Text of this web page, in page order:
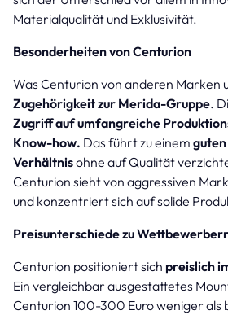
Materialqualität und Exklusivität.
Besonderheiten von Centurion
Was Centurion von anderen Marken
Zugehörigkeit zur Merida-Gruppe.
Zugriff auf umfangreiche
Know-how. Das führt zu einem
Verhältnisohne auf Qualität
Centurion sieht von aggressiven
und konzentriert sich auf solide
Preisunterschiede zu
Centurion positioniert sich preislich
Ein vergleichbar ausgestattetes
Centurion 100-300 Euro weniger als